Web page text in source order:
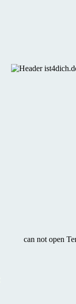
can not open